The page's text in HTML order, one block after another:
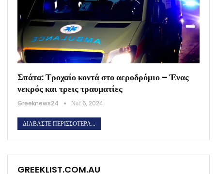
Σπάτα: Τροχαίο κοντά στο αεροδρόμιο – Ένας
νεκρός και τρεις τραυματίες
Greeknews24 Νοέ 6, 2024
ΔΙΑΒΆΣΤΕ ΠΕΡΙΣΣΌΤΕΡΑ...
GREEKLIST.COM.AU